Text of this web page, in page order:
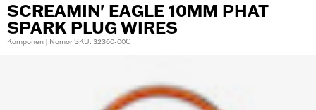
SCREAMIN' EAGLE 10MM PHAT
SPARK PLUG WIRES
Komponen | Nomor SKU: 32360-00C